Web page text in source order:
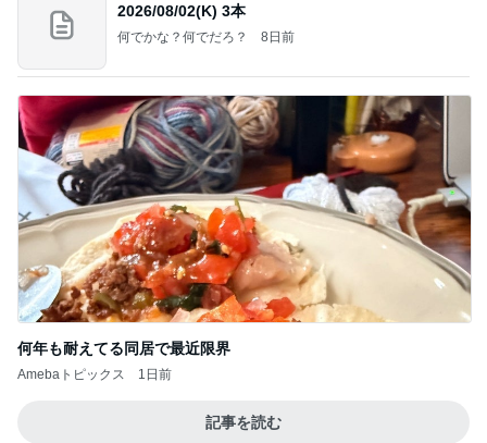
2026/08/02(K) 3本
何でかな？何でだろ？ 8日前
何年も耐えてる同居で最近限界
Amebaトピックス 1日前
記事を読む